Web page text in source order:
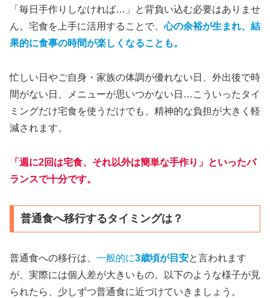
「毎日手作りしなければ…」と背負い込む必要はありませ
ん。宅食を上手に活用することで、心の余裕が生まれ、結
果的に食事の時間が楽しくなることも。
忙しい日やご自身・家族の体調が優れない日、外出後で時
間がない日、メニューが思いつかない日…こういったタイ
ミングだけ宅食を使うだけでも、精神的な負担が大きく軽
減されます。
「週に2回は宅食、それ以外は簡単な手作り」といったバ
ランスで十分です。
普通食へ移行するタイミングは？
普通食への移行は、 一般的に3歳頃が目安と言われます
が、実際には個人差が大きいもの。以下のような様子が見
られたら、少しずつ普通食に近づけていきましょう。